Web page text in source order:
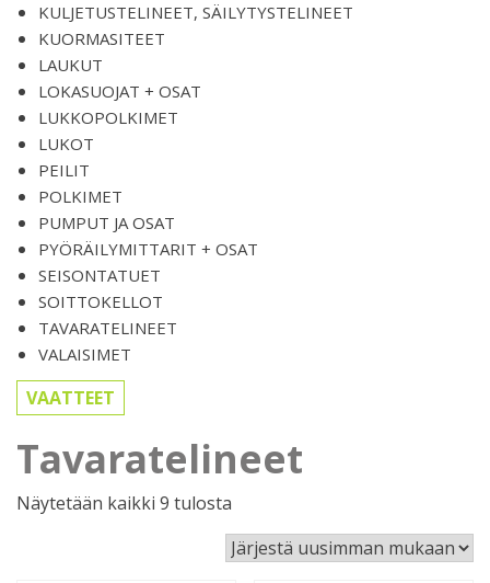
KULJETUSTELINEET, SÄILYTYSTELINEET
KUORMASITEET
LAUKUT
LOKASUOJAT + OSAT
LUKKOPOLKIMET
LUKOT
PEILIT
POLKIMET
PUMPUT JA OSAT
PYÖRÄILYMITTARIT + OSAT
SEISONTATUET
SOITTOKELLOT
TAVARATELINEET
VALAISIMET
VAATTEET
Tavaratelineet
Näytetään kaikki 9 tulosta
by
latest